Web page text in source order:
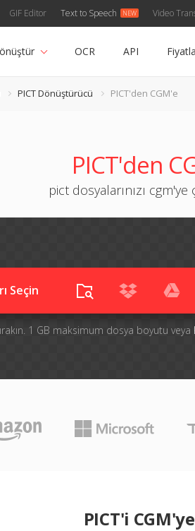
GIF Editor Text to Speech Video
OCR API
PICT Dönüştürücü PICT'den CGM'e
PICT'den
pict dosyalarınızı
Seçin
1 GB maksimum dosya boyutu veya
PICT'i